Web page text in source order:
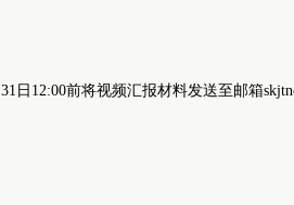
日12:00前将视频汇报材料发送至邮箱